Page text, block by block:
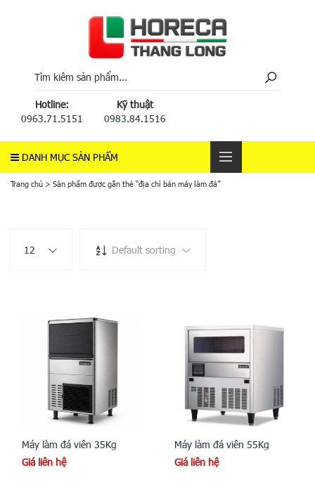
Hotline:
0963.71.5151
Kỹ thuật
0983.84.1516
DANH MỤC SẢN PHẨM
Trang chủ > Sản phẩm được gắn thẻ “địa chỉ bán máy làm đá”
12 Default sorting
Máy làm đá viên 35Kg
Giá liên hệ
Máy làm đá viên 55Kg
Giá liên hệ